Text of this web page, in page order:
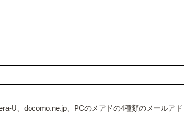
U、docomo.ne.jp、PCのメアドの4種類のメールアド